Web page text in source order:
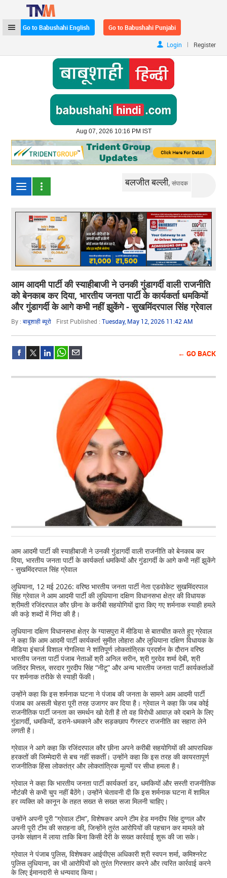
Go to Babushahi English Go to Babushahi Punjabi
Login | Register
Aug 07, 2026 10:16 PM IST
बलजीत बल्ली,संपादक
आम आदमी पार्टी की स्याहीबाजी ने उनकी गुंडागर्दी वाली राजनीति
को बेनकाब कर दिया, भारतीय जनता पार्टी के कार्यकर्ता धमकियों
और गुंडागर्दी के आगे कभी नहीं झुकेंगे - सुखमिंदरपाल सिंह ग्रेवाल
By :बाबूशाही ब्यूरो First Published :Tuesday, May 12, 2026 11:42 AM
← GO BACK
आम आदमी पार्टी की स्याहीबाजी ने उनकी गुंडागर्दी वाली राजनीति को बेनकाब कर
दिया, भारतीय जनता पार्टी के कार्यकर्ता धमकियों और गुंडागर्दी के आगे कभी नहीं झुकेंगे
- सुखमिंदरपाल सिंह ग्रेवाल
लुधियाना, 12 मई 2026: वरिष्ठ भारतीय जनता पार्टी नेता एडवोकेट सुखमिंदरपाल
सिंह ग्रेवाल ने आम आदमी पार्टी की लुधियाना दक्षिण विधानसभा क्षेत्र की विधायक
श्रीमती रजिंदरपाल कौर छीना के करीबी सहयोगियों द्वारा किए गए शर्मनाक स्याही हमले
की कड़े शब्दों में निंदा की है।
लुधियाना दक्षिण विधानसभा क्षेत्र के ग्यासपुरा में मीडिया से बातचीत करते हुए ग्रेवाल
ने कहा कि आम आदमी पार्टी कार्यकर्ता सुमीत लोहारा और लुधियाना दक्षिण विधायक के
मीडिया इंचार्ज विशाल गोगलिया ने शांतिपूर्ण लोकतांत्रिक प्रदर्शन के दौरान वरिष्ठ
भारतीय जनता पार्टी पंजाब नेताओं श्री अनिल सरीन, श्री गुरदेव शर्मा देबी, श्री
जतिंदर मित्तल, सरदार गुरदीप सिंह “नीटू” और अन्य भारतीय जनता पार्टी कार्यकर्ताओं
पर शर्मनाक तरीके से स्याही फेंकी।
उन्होंने कहा कि इस शर्मनाक घटना ने पंजाब की जनता के सामने आम आदमी पार्टी
पंजाब का असली चेहरा पूरी तरह उजागर कर दिया है। ग्रेवाल ने कहा कि जब कोई
राजनीतिक पार्टी जनता का समर्थन खो देती है तो वह विरोधी आवाज़ को दबाने के लिए
गुंडागर्दी, धमकियों, डराने-धमकाने और सड़कछाप गैंगस्टर राजनीति का सहारा लेने
लगती है।
ग्रेवाल ने आगे कहा कि रजिंदरपाल कौर छीना अपने करीबी सहयोगियों की आपराधिक
हरकतों की जिम्मेदारी से बच नहीं सकतीं। उन्होंने कहा कि इस तरह की कायरतापूर्ण
राजनीतिक हिंसा लोकतंत्र और लोकतांत्रिक मूल्यों पर सीधा हमला है।
ग्रेवाल ने कहा कि भारतीय जनता पार्टी कार्यकर्ता डर, धमकियों और सस्ती राजनीतिक
नौटंकी से कभी चुप नहीं बैठेंगे। उन्होंने चेतावनी दी कि इस शर्मनाक घटना में शामिल
हर व्यक्ति को कानून के तहत सख्त से सख्त सजा मिलनी चाहिए।
उन्होंने अपनी पूरी “ग्रेवाल टीम”, विशेषकर अपने टीम हेड मनदीप सिंह दुग्गल और
अपनी पूरी टीम की सराहना की, जिन्होंने तुरंत आरोपियों की पहचान कर मामले को
उनके संज्ञान में लाया ताकि बिना किसी देरी के सख्त कार्रवाई शुरू की जा सके।
ग्रेवाल ने पंजाब पुलिस, विशेषकर आईपीएस अधिकारी श्री स्वपन शर्मा, कमिश्नरेट
पुलिस लुधियाना, का भी आरोपियों को तुरंत गिरफ्तार करने और त्वरित कार्रवाई करने
के लिए ईमानदारी से धन्यवाद किया।